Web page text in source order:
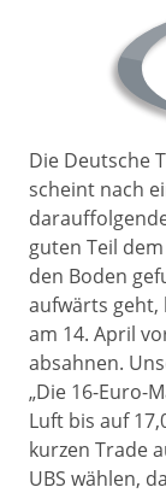
Die Deutsche
scheint nach
guten Teil
den Boden
aufwärts geht,
am 14. April
absahnen.
„Die 16-Euro-
Luft bis auf
kurzen Trade
UBS wählen,